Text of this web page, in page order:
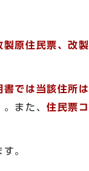
製原住民票、改製
では当該住所は
。また、住民票コ
。